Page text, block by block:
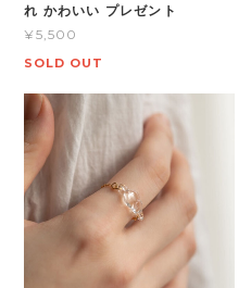
れ かわいい プレゼント
¥5,500
SOLD OUT